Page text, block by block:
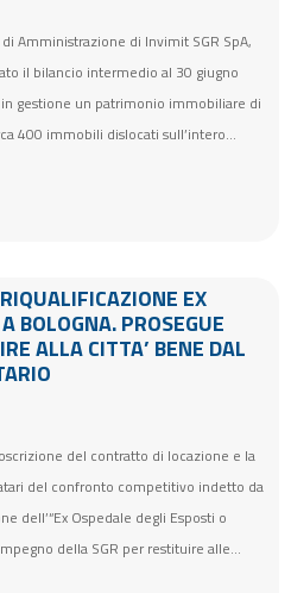
Amministrazione di Invimit SGR SpA,
il bilancio intermedio al 30 giugno
gestione un patrimonio immobiliare di
400 immobili dislocati sull’intero...
EX
BOLOGNA. PROSEGUE
ALLA CITTA’ BENE DAL
del contratto di locazione e la
del confronto competitivo indetto da
dell’“Ex Ospedale degli Esposti o
della SGR per restituire alle...